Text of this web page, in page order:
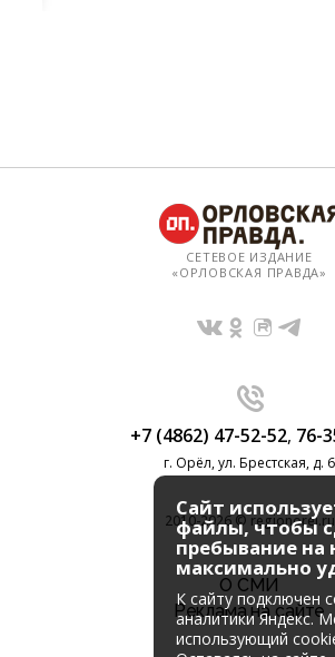
СЕТЕВОЕ ИЗДАНИЕ
«ОРЛОВСКАЯ ПРАВДА»
+7 (4862) 47-52-52, 76-
г. Орёл, ул. Брестская, д. 6
2010-2026 © regionorel.ru
О СМИ
Реклама на сайте
Сайт
файлы, чтобы
пребывание на
максимально
К cайту подключен
аналитики Яндекс.
использующий